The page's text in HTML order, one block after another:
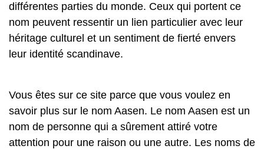
différentes parties du monde. Ceux qui portent ce
nom peuvent ressentir un lien particulier avec leur
héritage culturel et un sentiment de fierté envers
leur identité scandinave.
Vous êtes sur ce site parce que vous voulez en
savoir plus sur le nom Aasen. Le nom Aasen est un
nom de personne qui a sûrement attiré votre
attention pour une raison ou une autre. Les noms de